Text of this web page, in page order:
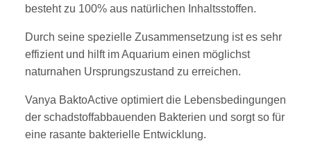
besteht zu 100% aus natürlichen Inhaltsstoffen.
Durch seine spezielle Zusammensetzung ist es sehr
effizient und hilft im Aquarium einen möglichst
naturnahen Ursprungszustand zu erreichen.
Vanya BaktoActive optimiert die Lebensbedingungen
der schadstoffabbauenden Bakterien und sorgt so für
eine rasante bakterielle Entwicklung.